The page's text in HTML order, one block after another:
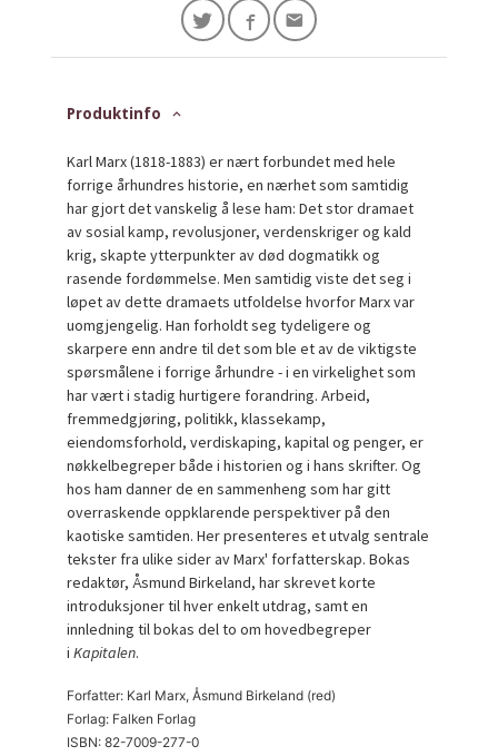
Produktinfo
Karl Marx (1818-1883) er nært forbundet med hele
forrige århundres historie, en nærhet som samtidig
har gjort det vanskelig å lese ham: Det stor dramaet
av sosial kamp, revolusjoner, verdenskriger og kald
krig, skapte ytterpunkter av død dogmatikk og
rasende fordømmelse. Men samtidig viste det seg i
løpet av dette dramaets utfoldelse hvorfor Marx var
uomgjengelig. Han forholdt seg tydeligere og
skarpere enn andre til det som ble et av de viktigste
spørsmålene i forrige århundre - i en virkelighet som
har vært i stadig hurtigere forandring. Arbeid,
fremmedgjøring, politikk, klassekamp,
eiendomsforhold, verdiskaping, kapital og penger, er
nøkkelbegreper både i historien og i hans skrifter. Og
hos ham danner de en sammenheng som har gitt
overraskende oppklarende perspektiver på den
kaotiske samtiden. Her presenteres et utvalg sentrale
tekster fra ulike sider av Marx' forfatterskap. Bokas
redaktør, Åsmund Birkeland, har skrevet korte
introduksjoner til hver enkelt utdrag, samt en
innledning til bokas del to om hovedbegreper
iKapitalen.
Forfatter: Karl Marx, Åsmund Birkeland (red)
Forlag: Falken Forlag
ISBN: 82-7009-277-0